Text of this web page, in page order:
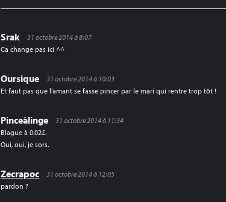
Srak
31 octobre 2014 à 8:07
Ca change pas ici ^^
Oursique
31 octobre 2014 à 10:03
Et faut pas que l’amant se fasse pincer par le mari qui rentre trop tôt !
Pinceàlinge
31 octobre 2014 à 11:34
Blague à 0.02£.
Oui, oui, je sors.
Zecrapoc
31 octobre 2014 à 12:05
pardon ?